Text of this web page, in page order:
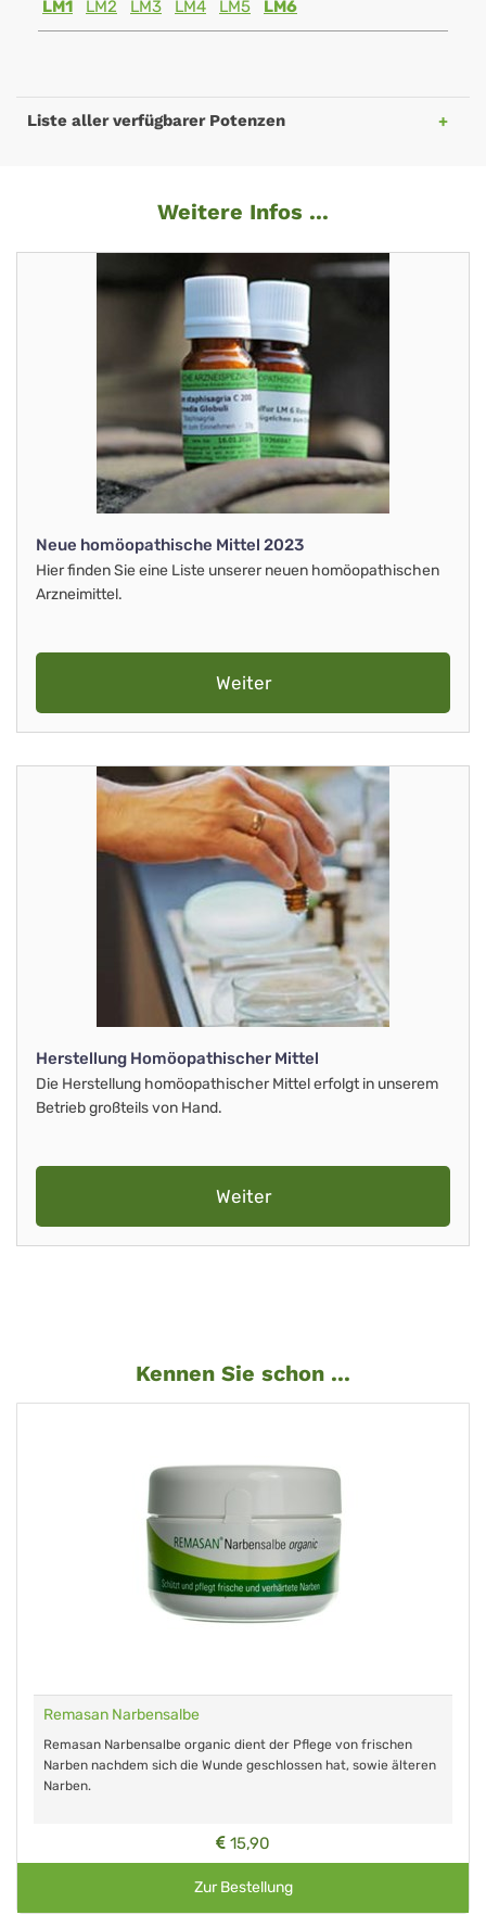
LM1
LM2 LM3 LM4 LM5 LM6
Liste aller verfügbarer Potenzen
Weitere Infos ...
Neue homöopathische Mittel 2023
Hier finden Sie eine Liste unserer neuen homöopathischen
Arzneimittel.
Weiter
Herstellung Homöopathischer Mittel
Die Herstellung homöopathischer Mittel erfolgt in unserem
Betrieb großteils von Hand.
Weiter
Kennen Sie schon ...
Remasan Narbensalbe
Remasan Narbensalbe organic dient der Pflege von frischen
Narben nachdem sich die Wunde geschlossen hat, sowie älteren
Narben.
15,90
Zur Bestellung